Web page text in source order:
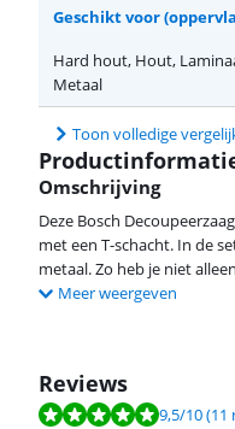
Geschikt voor
Hard hout, Hout,
Metaal
Toon volledige
Omschrijving
Deze Bosch
met een T-schacht. In de
metaal. Zo heb je niet
Meer weergeven
Reviews
Beoordeling is 9,5 van de 10,
9,5/10(11